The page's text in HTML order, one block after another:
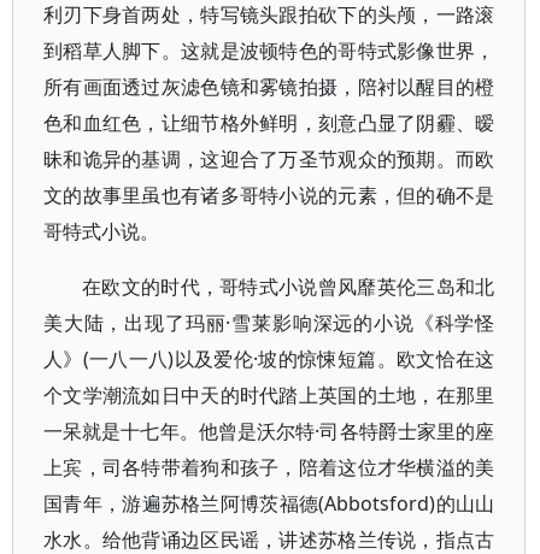
利刃下身首两处，特写镜头跟拍砍下的头颅，一路滚
到稻草人脚下。这就是波顿特色的哥特式影像世界，
所有画面透过灰滤色镜和雾镜拍摄，陪衬以醒目的橙
色和血红色，让细节格外鲜明，刻意凸显了阴霾、暧
昧和诡异的基调，这迎合了万圣节观众的预期。而欧
文的故事里虽也有诸多哥特小说的元素，但的确不是
哥特式小说。
在欧文的时代，哥特式小说曾风靡英伦三岛和北
美大陆，出现了玛丽·雪莱影响深远的小说《科学怪
人》(一八一八)以及爱伦·坡的惊悚短篇。欧文恰在这
个文学潮流如日中天的时代踏上英国的土地，在那里
一呆就是十七年。他曾是沃尔特·司各特爵士家里的座
上宾，司各特带着狗和孩子，陪着这位才华横溢的美
国青年，游遍苏格兰阿博茨福德(Abbotsford)的山山
水水。给他背诵边区民谣，讲述苏格兰传说，指点古